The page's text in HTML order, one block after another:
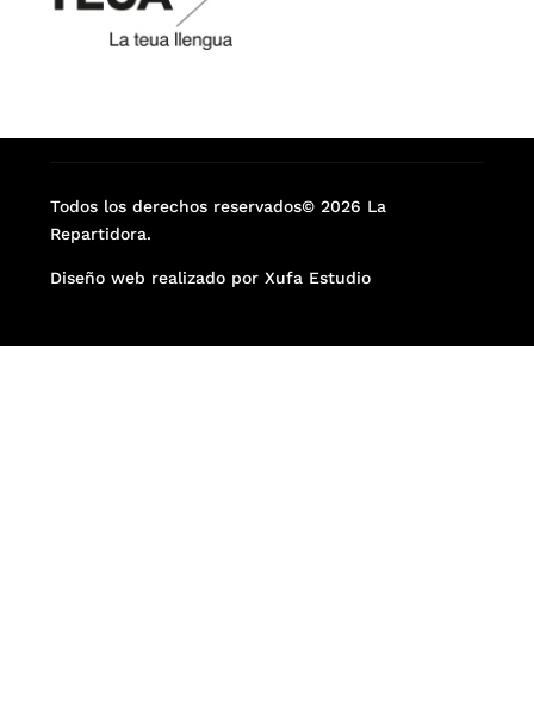
Todos los derechos reservados© 2026 La
Repartidora.
Diseño web realizado por Xufa Estudio